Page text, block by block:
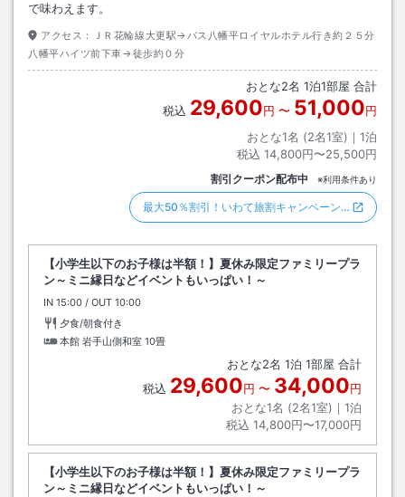
で味わえます。
アクセス：
ＪＲ花輪線大更駅→バス八幡平ロイヤルホテル行き約２５分
八幡平ハイツ前下車→徒歩約０分
おとな2名 1泊1部屋 合計
税込 29,600円 〜 51,000円
おとな1名 (2名1室)｜ 1泊
税込 14,800円〜25,500円
割引クーポン配布中 ※利用条件あり
最大50％割引！いわて旅割キャンペーン…
【小学生以下のお子様は半額！】夏休み限定ファミリープラ
ン～ミニ縁日などイベントもいっぱい！～
IN チェックイン
15:00 / OUT チェックアウト
10:00
夕食/朝食付き
本館 岩手山側和室 10畳
おとな2名 1泊 1部屋 合計
税込 29,600円 〜 34,000円
おとな1名 (2名1室)｜ 1泊
税込 14,800円〜17,000円
【小学生以下のお子様は半額！】夏休み限定ファミリープラ
ン～ミニ縁日などイベントもいっぱい！～